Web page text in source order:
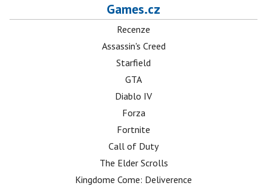
Games.cz
Recenze
Assassin's Creed
Starfield
GTA
Diablo IV
Forza
Fortnite
Call of Duty
The Elder Scrolls
Kingdome Come: Deliverence